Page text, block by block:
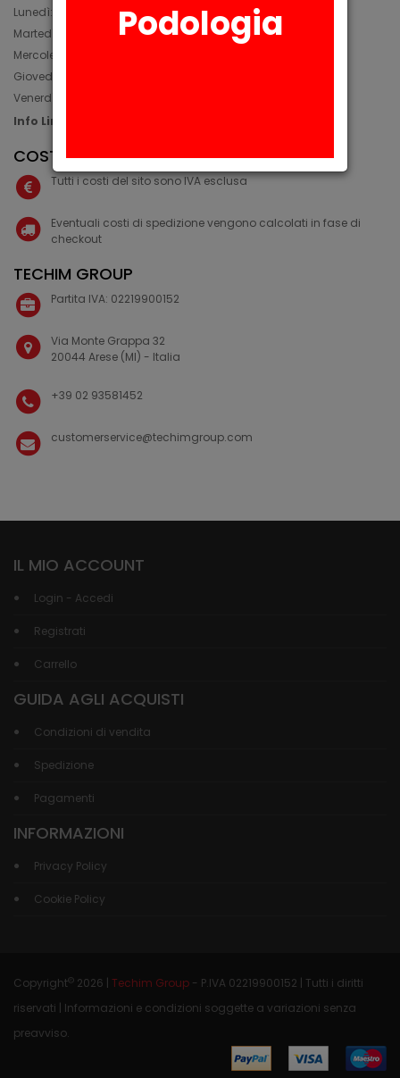
Lunedì: 08:30 - 12:30, 14:00 - 17:45
Martedì: 08:30 - 12:30, 14:00 - 17:00
Mercoledì: 08:30 - 12:30, 14:00 - 17:00
Giovedì: 09:30 - 12:30, 14:00 - 17:00
Venerdì: 08:30 - 12:30, 14:00 - 17:00
Info Line: +39 02 93581452
COSTI IVA E SPEDIZIONE
Tutti i costi del sito sono IVA esclusa
Eventuali costi di spedizione vengono calcolati in fase di
checkout
TECHIM GROUP
Partita IVA: 02219900152
Via Monte Grappa 32
20044 Arese (MI) - Italia
+39 02 93581452
customerservice@techimgroup.com
IL MIO ACCOUNT
Login - Accedi
Registrati
Carrello
GUIDA AGLI ACQUISTI
Condizioni di vendita
Spedizione
Pagamenti
INFORMAZIONI
Privacy Policy
Cookie Policy
Copyright© 2026 | Techim Group - P.IVA 02219900152 | Tutti i diritti
riservati | Informazioni e condizioni soggette a variazioni senza
preavviso.
Podologia